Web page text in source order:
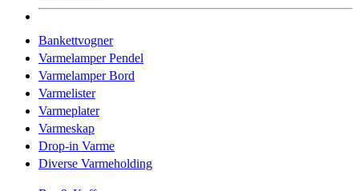
Bankettvogner
Varmelamper Pendel
Varmelamper Bord
Varmelister
Varmeplater
Varmeskap
Drop-in Varme
Diverse Varmeholding